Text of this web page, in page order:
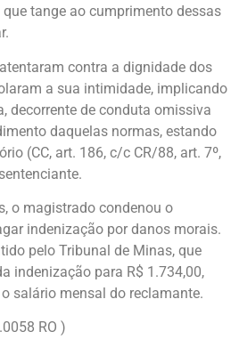
tange ao cumprimento dessas
contra a dignidade dos
a sua intimidade, implicando
decorrente de conduta omissiva
daquelas normas, estando
(CC, art. 186, c/c CR/88, art. 7º,
o magistrado condenou o
indenização por danos morais.
pelo Tribunal de Minas, que
indenização para R$ 1.734,00,
salário mensal do reclamante.
RO )